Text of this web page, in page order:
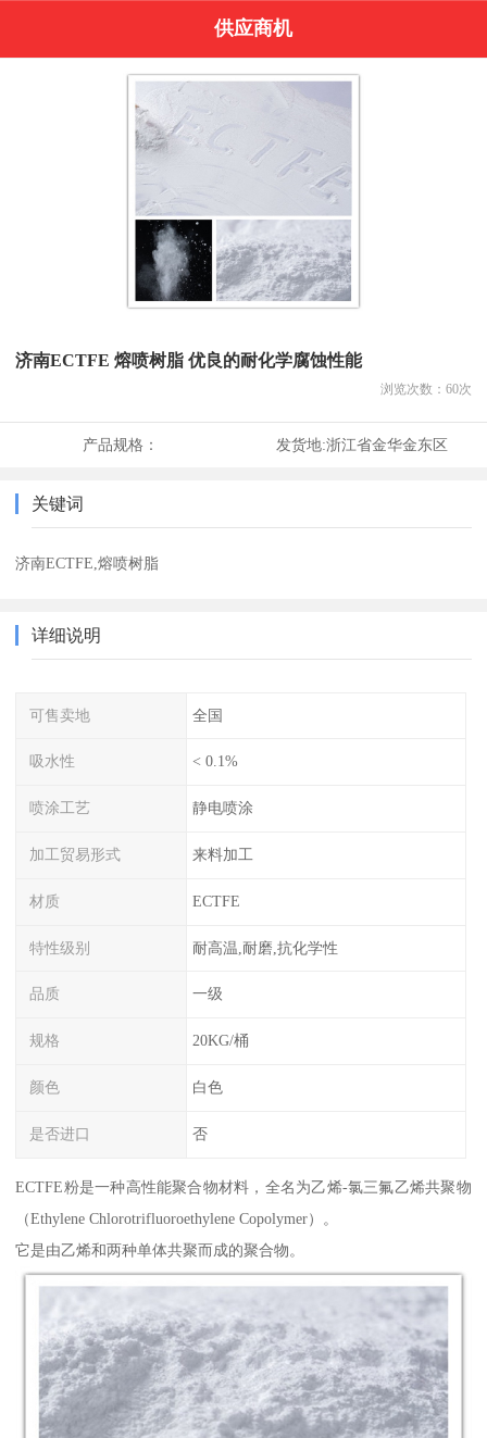
供应商机
济南ECTFE 熔喷树脂 优良的耐化学腐蚀性能
浏览次数： 60次
产品规格： 发货地:浙江省金华金东区
关键词
济南ECTFE,熔喷树脂
详细说明
可售卖地 全国
吸水性 < 0.1%
喷涂工艺 静电喷涂
加工贸易形式 来料加工
材质 ECTFE
特性级别 耐高温,耐磨,抗化学性
品质 一级
规格 20KG/桶
颜色 白色
是否进口 否
ECTFE粉是一种高性能聚合物材料，全名为乙烯-氯三氟乙烯共聚物
（Ethylene Chlorotrifluoroethylene Copolymer）。
它是由乙烯和两种单体共聚而成的聚合物。